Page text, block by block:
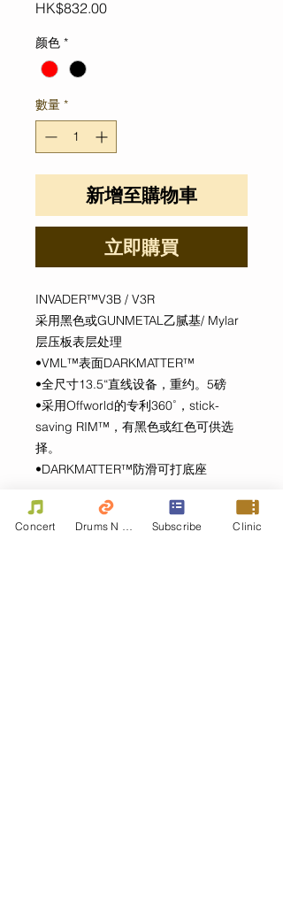
HK$832.00價
颜色 *
數量 *
新增至購物車
立即購買
INVADER™V3B / V3R
采用黑色或GUNMETAL乙腻基/ Mylar
层压板表层处理
•VML™表面DARKMATTER™
•全尺寸13.5“直线设备，重约。5磅
•采用Offworld的专利360˚，stick-
saving RIM™，有黑色或红色可供选
择。
•DARKMATTER™防滑可打底座
产品信息
Concert Subscribe Clinic